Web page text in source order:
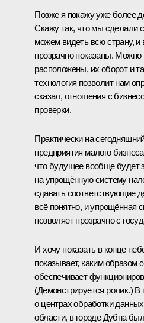
Позже я покажу уже более
Скажу так, что мы сделали
можем видеть всю страну, и
прозрачно показаны. Можно
расположены, их оборот и
технология позволит нам
сказал, отношения с
проверки.
Практически на
предприятия малого
что будущее вообще будет
на упрощённую систему
сдавать соответствующие
всё понятно, и упрощённая
позволяет прозрачно с
И хочу показать в конце
показывает, каким образом
обеспечивает
(Демонстрируется ролик.) В
о центрах обработки
области, в городе Дубна